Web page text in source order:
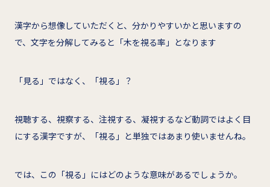
漢字から想像していただくと、分かりやすいかと思いますの
で、文字を分解してみると「木を視る率」となります
「見る」ではなく、「視る」？
視聴する、視察する、注視する、凝視するなど動詞ではよく目
にする漢字ですが、「視る」と単独ではあまり使いませんね。
では、この「視る」にはどのような意味があるでしょうか。